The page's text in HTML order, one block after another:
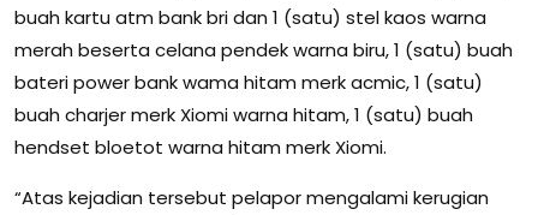
buah kartu atm bank bri dan 1 (satu) stel kaos warna
merah beserta celana pendek warna biru, 1 (satu) buah
bateri power bank wama hitam merk acmic, 1 (satu)
buah charjer merk Xiomi warna hitam, 1 (satu) buah
hendset bloetot warna hitam merk Xiomi.
“Atas kejadian tersebut pelapor mengalami kerugian